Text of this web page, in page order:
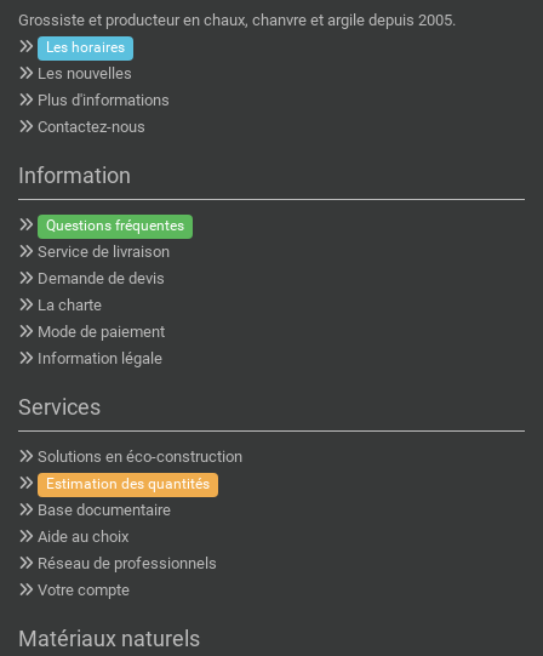
Grossiste et producteur en chaux, chanvre et argile depuis 2005.
Les horaires
Les nouvelles
Plus d'informations
Contactez-nous
Information
Questions fréquentes
Service de livraison
Demande de devis
La charte
Mode de paiement
Information légale
Services
Solutions en éco-construction
Estimation des quantités
Base documentaire
Aide au choix
Réseau de professionnels
Votre compte
Matériaux naturels